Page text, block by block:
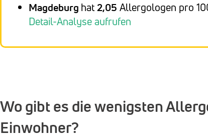
Magdeburg hat2,05 Allergologen pro
Detail-Analyse aufrufen
Wo gibt es die wenigsten
Einwohner?